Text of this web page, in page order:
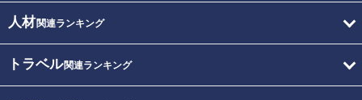
人材関連ランキング
トラベル関連ランキング